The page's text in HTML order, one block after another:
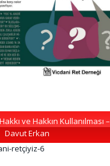
ve Hakkın Kullanılması –
Davut Erkan